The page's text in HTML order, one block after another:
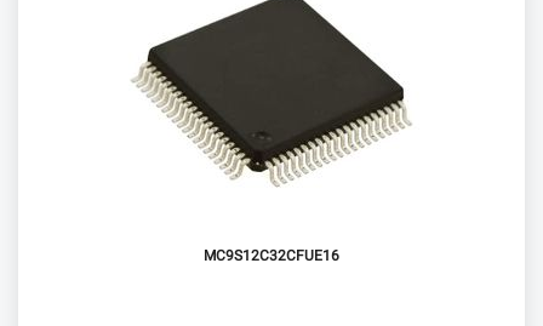
MC9S12C32CFUE16